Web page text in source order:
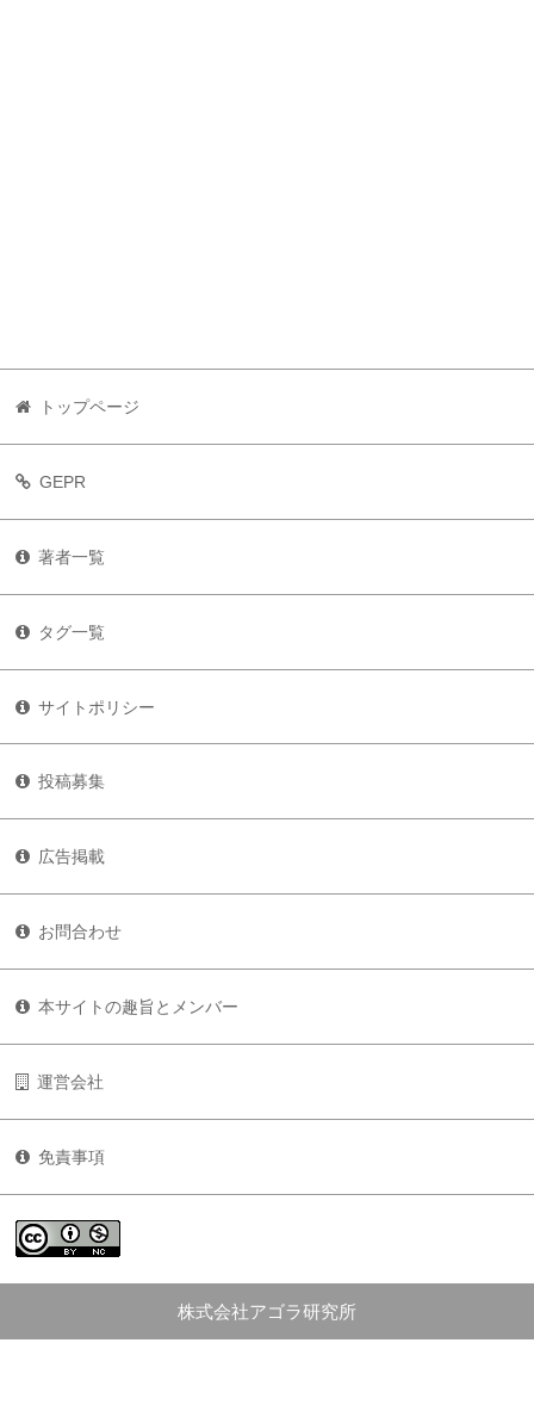
トップページ
GEPR
著者一覧
タグ一覧
サイトポリシー
投稿募集
広告掲載
お問合わせ
本サイトの趣旨とメンバー
運営会社
免責事項
株式会社アゴラ研究所